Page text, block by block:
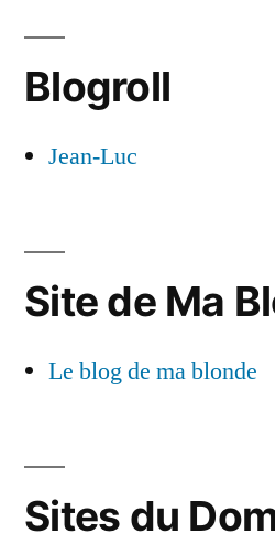
Blogroll
Jean-Luc
Site de Ma
Le blog de ma blonde
Sites du